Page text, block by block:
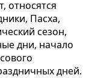
относятся
Пасха,
сезон,
дни, начало
дней.